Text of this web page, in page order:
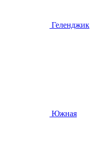
Геленджик
Южная